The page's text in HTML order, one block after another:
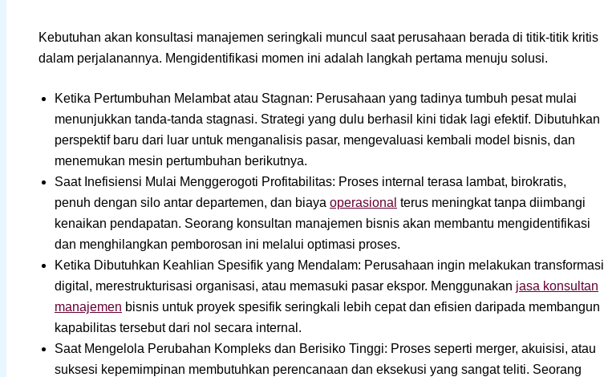
Kebutuhan akan konsultasi manajemen seringkali muncul saat perusahaan berada di titik-titik kritis
dalam perjalanannya. Mengidentifikasi momen ini adalah langkah pertama menuju solusi.
Ketika Pertumbuhan Melambat atau Stagnan: Perusahaan yang tadinya tumbuh pesat mulai
menunjukkan tanda-tanda stagnasi. Strategi yang dulu berhasil kini tidak lagi efektif. Dibutuhkan
perspektif baru dari luar untuk menganalisis pasar, mengevaluasi kembali model bisnis, dan
menemukan mesin pertumbuhan berikutnya.
Saat Inefisiensi Mulai Menggerogoti Profitabilitas: Proses internal terasa lambat, birokratis,
penuh dengan silo antar departemen, dan biaya operasional terus meningkat tanpa diimbangi
kenaikan pendapatan. Seorang konsultan manajemen bisnis akan membantu mengidentifikasi
dan menghilangkan pemborosan ini melalui optimasi proses.
Ketika Dibutuhkan Keahlian Spesifik yang Mendalam: Perusahaan ingin melakukan transformasi
digital, merestrukturisasi organisasi, atau memasuki pasar ekspor. Menggunakan jasa konsultan
manajemen bisnis untuk proyek spesifik seringkali lebih cepat dan efisien daripada membangun
kapabilitas tersebut dari nol secara internal.
Saat Mengelola Perubahan Kompleks dan Berisiko Tinggi: Proses seperti merger, akuisisi, atau
suksesi kepemimpinan membutuhkan perencanaan dan eksekusi yang sangat teliti. Seorang